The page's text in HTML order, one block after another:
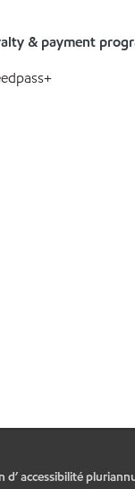
& payment
d’ accessibilité